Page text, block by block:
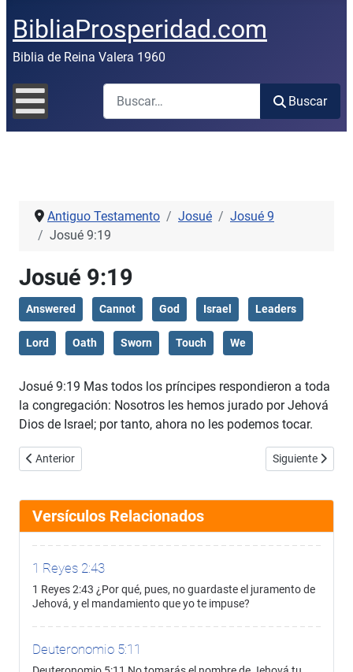
BibliaProsperidad.com
Biblia de Reina Valera 1960
Buscar
Buscar
Antiguo Testamento Josué
Josué 9
Josué 9:19
Josué 9:19
Answered Cannot God Israel Leaders
Lord Oath Sworn Touch We
Josué 9:19 Mas todos los príncipes respondieron a toda
la congregación: Nosotros les hemos jurado por Jehová
Dios de Israel; por tanto, ahora no les podemos tocar.
Artículo anterior: Josué 9:18
Anterior Artículo
Siguiente
Versículos Relacionados
1 Reyes 2:43
1 Reyes 2:43 ¿Por qué, pues, no guardaste el juramento de
Jehová, y el mandamiento que yo te impuse?
Deuteronomio 5:11